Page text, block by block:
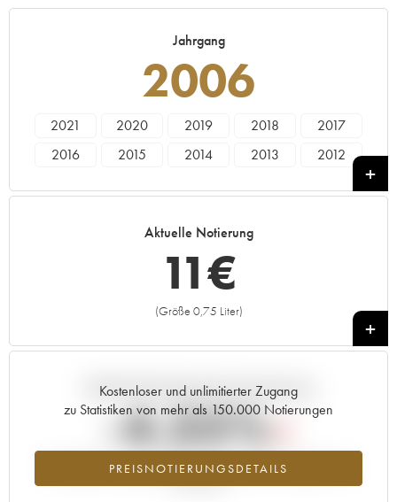
Jahrgang
2006
2021 2020 2019 2018
2017
2016
2015 2014 2013
2012
Aktuelle Notierung
11€
(Größe 0,75 Liter)
+
Kostenloser und unlimitierter Zugang
zu Statistiken von mehr als 150.000 Notierungen
PREISNOTIERUNGSDETAILS
Aktuelle Entwicklung der Preisnotierung
-4.35%
Preisabfall des Jahrgangs 2006 im Jahr 2026 im Vergleich zum